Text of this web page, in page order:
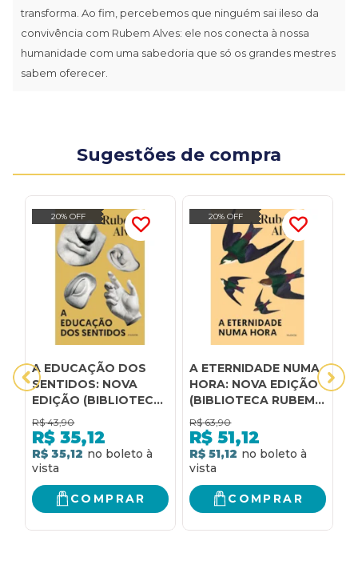
transforma. Ao fim, percebemos que ninguém sai ileso da
convivência com Rubem Alves: ele nos conecta à nossa
humanidade com uma sabedoria que só os grandes mestres
sabem oferecer.
Sugestões de compra
20% OFF
A EDUCAÇÃO DOS
SENTIDOS: NOVA
EDIÇÃO (BIBLIOTECA
RUBEM ALVES)
R$ 43,90
R$ 35,12
R$ 35,12
COMPRAR
20% OFF
A ETERNIDADE NUMA
HORA: NOVA EDIÇÃO
(BIBLIOTECA RUBEM
ALVES)
R$ 63,90
R$ 51,12
R$ 51,12
COMPRAR